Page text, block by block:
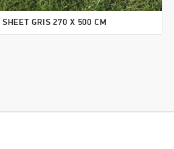
GRIS 270 X 500 CM